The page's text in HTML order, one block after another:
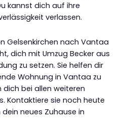
kannst dich auf ihre
verlassen.
Gelsenkirchen nach Vantaa
dich mit Umzug Becker aus
zu setzen. Sie helfen dir
Wohnung in Vantaa zu
bei allen weiteren
Kontaktiere sie noch heute
neues Zuhause in